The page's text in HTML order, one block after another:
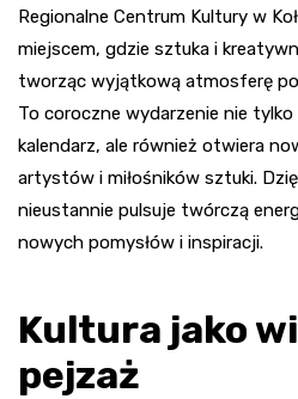
Regionalne Centrum Kultury w
miejscem, gdzie sztuka i
tworząc wyjątkową atmosferę
To coroczne wydarzenie nie
kalendarz, ale również otwiera
artystów i miłośników sztuki.
nieustannie pulsuje twórczą
nowych pomysłów i inspiracji.
Kultura jako
pejzaż